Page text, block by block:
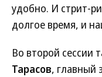
удобно. И стрит-
долгое время, и
Во второй сессии
Тарасов, главный